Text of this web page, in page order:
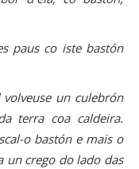
paus co iste bastón
un culebrón
terra coa caldeira.
o bastón e mais o
un crego do lado das